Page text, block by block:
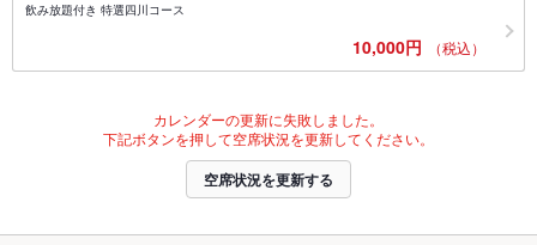
飲み放題付き 特選四川コース
10,000円 （税込）
カレンダーの更新に失敗しました。
下記ボタンを押して空席状況を更新してください。
空席状況を更新する